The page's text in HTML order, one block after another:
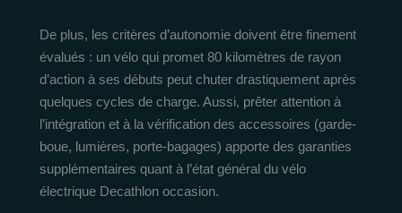
De plus, les critères d’autonomie doivent être finement
évalués : un vélo qui promet 80 kilomètres de rayon
d’action à ses débuts peut chuter drastiquement après
quelques cycles de charge. Aussi, prêter attention à
l’intégration et à la vérification des accessoires (garde-
boue, lumières, porte-bagages) apporte des garanties
supplémentaires quant à l’état général du vélo
électrique Decathlon occasion.